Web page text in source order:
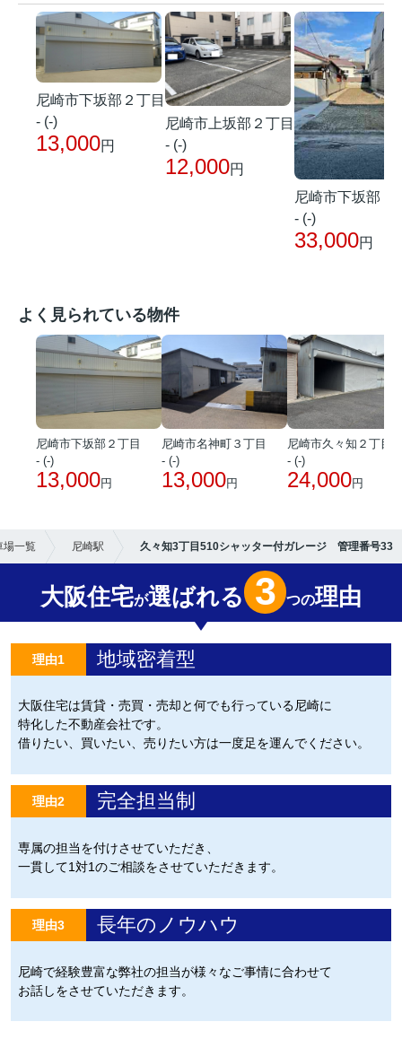
尼崎市下坂部２丁目
- (-)
13,000円
尼崎市上坂部２丁目
- (-)
12,000円
尼崎市下坂部２
- (-)
33,000円
よく見られている物件
尼崎市下坂部２丁目
- (-)
13,000円
尼崎市名神町３丁目
- (-)
13,000円
尼崎市久々知２丁目
- (-)
24,000円
場一覧 尼崎駅 久々知3丁目510シャッター付ガレージ 管理番号33
大阪住宅が選ばれる 3 つの理由
理由1 地域密着型
大阪住宅は賃貸・売買・売却と何でも行っている尼崎に
特化した不動産会社です。
借りたい、買いたい、売りたい方は一度足を運んでください。
理由2 完全担当制
専属の担当を付けさせていただき、
一貫して1対1のご相談をさせていただきます。
理由3 長年のノウハウ
尼崎で経験豊富な弊社の担当が様々なご事情に合わせて
お話しをさせていただきます。